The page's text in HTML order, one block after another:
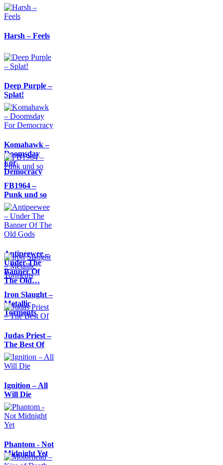
Harsh – Feels
Deep Purple –
Splat!
Komahawk –
Doomsday
For
Democracy
FB1964 –
Punk und so
Antipeewee –
Under The
Banner Of
The Old…
Iron Slaught –
Metallic
Torments
Judas Priest –
The Best Of
Ignition – All
Will Die
Phantom - Not
Midnight Yet